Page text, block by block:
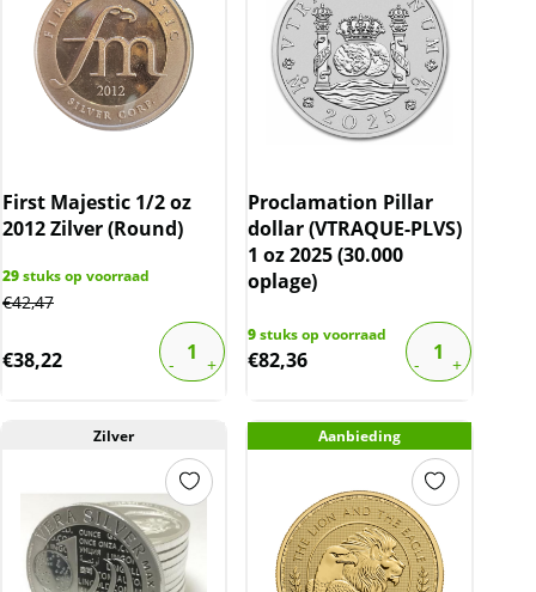
First Majestic 1/2 oz
2012 Zilver (Round)
29stuks op voorraad
€42,47
€38,22
Proclamation Pillar
dollar (VTRAQUE-PLVS)
1 oz 2025 (30.000
oplage)
9stuks op voorraad
€82,36
Zilver Aanbieding